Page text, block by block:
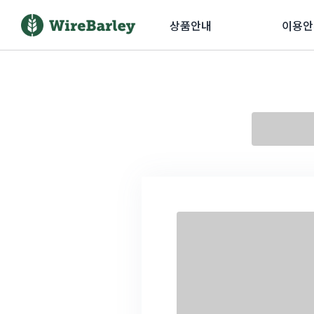
상품안내 이용